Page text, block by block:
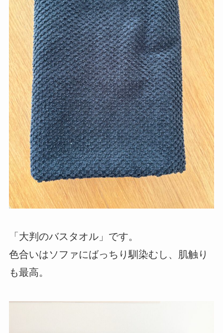
「大判のバスタオル」です。
色合いはソファにばっちり馴染むし、肌触り
も最高。